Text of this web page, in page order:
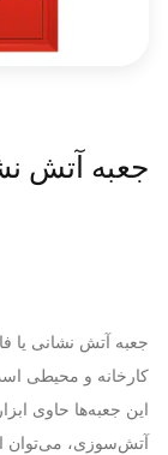
جعبه آتش نشانی یا
کارخانه و محیطی
این جعبه‌ها حاوی
آتش‌سوزی، می‌توان